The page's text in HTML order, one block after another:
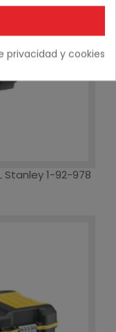
1-92-978
privacidad y cookies